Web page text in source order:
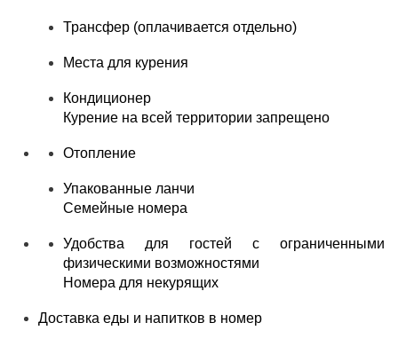
Трансфер (оплачивается отдельно)
Места для курения
Кондиционер
Курение на всей территории запрещено
Отопление
Упакованные ланчи
Семейные номера
Удобства для гостей с ограниченными
физическими возможностями
Номера для некурящих
Доставка еды и напитков в номер